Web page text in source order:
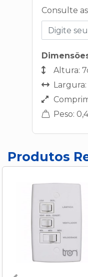
Consulte
Altura:
Largura:
Peso:
Produtos